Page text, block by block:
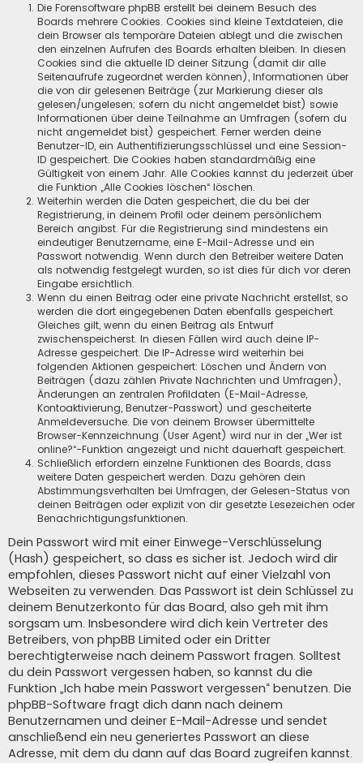
Die Forensoftware phpBB erstellt bei deinem Besuch des
Boards mehrere Cookies. Cookies sind kleine Textdateien, die
dein Browser als temporäre Dateien ablegt und die zwischen
den einzelnen Aufrufen des Boards erhalten bleiben. In diesen
Cookies sind die aktuelle ID deiner Sitzung (damit dir alle
Seitenaufrufe zugeordnet werden können), Informationen über
die von dir gelesenen Beiträge (zur Markierung dieser als
gelesen/ungelesen; sofern du nicht angemeldet bist) sowie
Informationen über deine Teilnahme an Umfragen (sofern du
nicht angemeldet bist) gespeichert. Ferner werden deine
Benutzer-ID, ein Authentifizierungsschlüssel und eine Session-
ID gespeichert. Die Cookies haben standardmäßig eine
Gültigkeit von einem Jahr. Alle Cookies kannst du jederzeit über
die Funktion „Alle Cookies löschen“ löschen.
Weiterhin werden die Daten gespeichert, die du bei der
Registrierung, in deinem Profil oder deinem persönlichem
Bereich angibst. Für die Registrierung sind mindestens ein
eindeutiger Benutzername, eine E-Mail-Adresse und ein
Passwort notwendig. Wenn durch den Betreiber weitere Daten
als notwendig festgelegt wurden, so ist dies für dich vor deren
Eingabe ersichtlich.
Wenn du einen Beitrag oder eine private Nachricht erstellst, so
werden die dort eingegebenen Daten ebenfalls gespeichert.
Gleiches gilt, wenn du einen Beitrag als Entwurf
zwischenspeicherst. In diesen Fällen wird auch deine IP-
Adresse gespeichert. Die IP-Adresse wird weiterhin bei
folgenden Aktionen gespeichert: Löschen und Ändern von
Beiträgen (dazu zählen Private Nachrichten und Umfragen),
Änderungen an zentralen Profildaten (E-Mail-Adresse,
Kontoaktivierung, Benutzer-Passwort) und gescheiterte
Anmeldeversuche. Die von deinem Browser übermittelte
Browser-Kennzeichnung (User Agent) wird nur in der „Wer ist
online?“-Funktion angezeigt und nicht dauerhaft gespeichert.
Schließlich erfordern einzelne Funktionen des Boards, dass
weitere Daten gespeichert werden. Dazu gehören dein
Abstimmungsverhalten bei Umfragen, der Gelesen-Status von
deinen Beiträgen oder explizit von dir gesetzte Lesezeichen oder
Benachrichtigungsfunktionen.
Dein Passwort wird mit einer Einwege-Verschlüsselung
(Hash) gespeichert, so dass es sicher ist. Jedoch wird dir
empfohlen, dieses Passwort nicht auf einer Vielzahl von
Webseiten zu verwenden. Das Passwort ist dein Schlüssel zu
deinem Benutzerkonto für das Board, also geh mit ihm
sorgsam um. Insbesondere wird dich kein Vertreter des
Betreibers, von phpBB Limited oder ein Dritter
berechtigterweise nach deinem Passwort fragen. Solltest
du dein Passwort vergessen haben, so kannst du die
Funktion „Ich habe mein Passwort vergessen“ benutzen. Die
phpBB-Software fragt dich dann nach deinem
Benutzernamen und deiner E-Mail-Adresse und sendet
anschließend ein neu generiertes Passwort an diese
Adresse, mit dem du dann auf das Board zugreifen kannst.